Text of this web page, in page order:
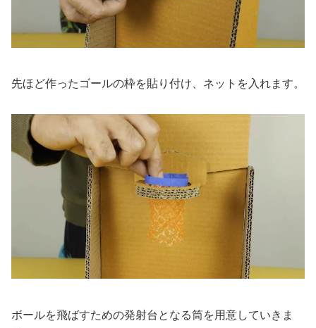
先ほど作ったゴールの枠を貼り付け、ネットを入れます。
ボールを飛ばすための発射台となる筒を用意していきま